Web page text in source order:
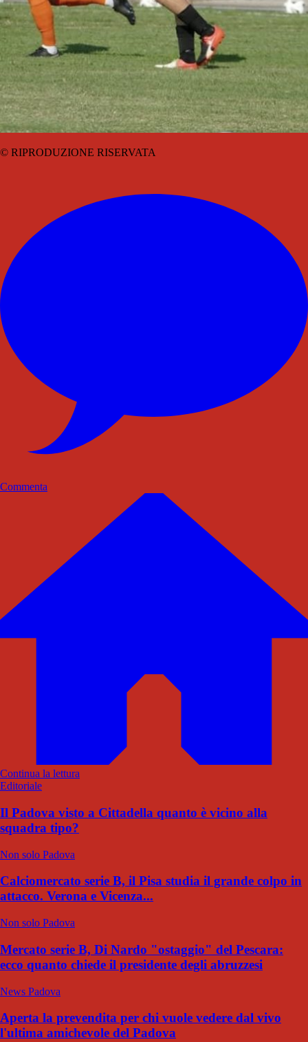
© RIPRODUZIONE RISERVATA
Commenta
Continua la lettura
Editoriale
Il Padova visto a Cittadella quanto è vicino alla
squadra tipo?
Non solo Padova
Calciomercato serie B, il Pisa studia il grande colpo in
attacco. Verona e Vicenza...
Non solo Padova
Mercato serie B, Di Nardo "ostaggio" del Pescara:
ecco quanto chiede il presidente degli abruzzesi
News Padova
Aperta la prevendita per chi vuole vedere dal vivo
l'ultima amichevole del Padova